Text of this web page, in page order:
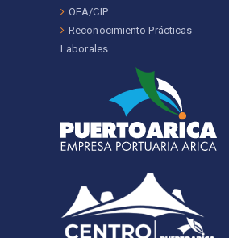
OEA/CIP
Reconocimiento Prácticas
Laborales